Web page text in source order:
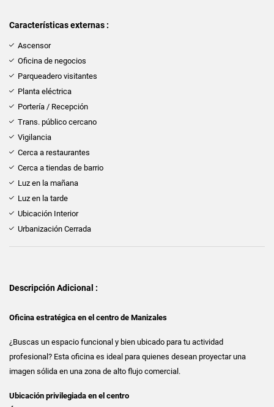
Características externas :
Ascensor
Oficina de negocios
Parqueadero visitantes
Planta eléctrica
Portería / Recepción
Trans. público cercano
Vigilancia
Cerca a restaurantes
Cerca a tiendas de barrio
Luz en la mañana
Luz en la tarde
Ubicación Interior
Urbanización Cerrada
Descripción Adicional :
Oficina estratégica en el centro de Manizales
¿Buscas un espacio funcional y bien ubicado para tu actividad
profesional? Esta oficina es ideal para quienes desean proyectar una
imagen sólida en una zona de alto flujo comercial.
Ubicación privilegiada en el centro